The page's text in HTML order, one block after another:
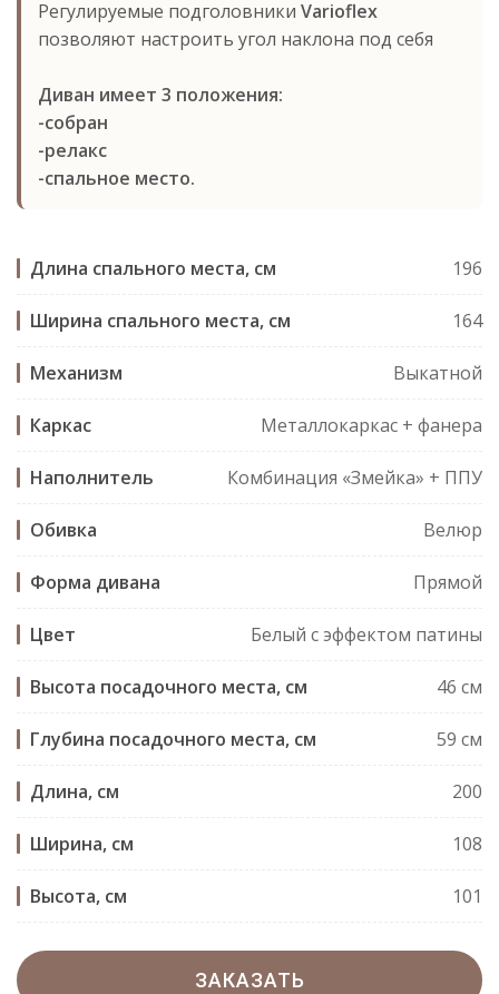
Регулируемые подголовники Varioflex
позволяют настроить угол наклона под себя
Диван имеет 3 положения:
-собран
-релакс
-спальное место.
Длина спального места, см 196
Ширина спального места, см 164
Механизм Выкатной
Каркас Металлокаркас + фанера
Наполнитель Комбинация «Змейка» + ППУ
Обивка Велюр
Форма дивана Прямой
Цвет Белый с эффектом патины
Высота посадочного места, см 46 см
Глубина посадочного места, см 59 см
Длина, см 200
Ширина, см 108
Высота, см 101
ЗАКАЗАТЬ